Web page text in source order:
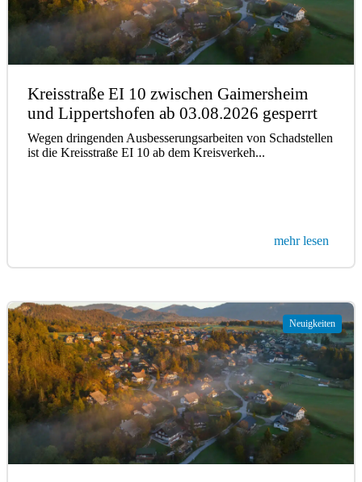
Kreisstraße EI 10 zwischen Gaimersheim
und Lippertshofen ab 03.08.2026 gesperrt
Wegen dringenden Ausbesserungsarbeiten von Schadstellen
ist die Kreisstraße EI 10 ab dem Kreisverkeh...
mehr lesen
Neuigkeiten